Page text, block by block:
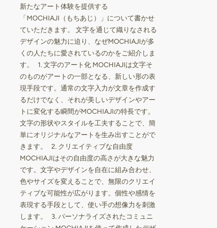
新たなアート体験を提供する
「MOCHIAJI（もちあじ）」について書かせ
ていただきます。 文字を通じて織りなされる
デザインの魅力に迫り、なぜMOCHIAJIが多
くの人たちに愛されているのかをご紹介しま
す。 1. 文字のアート化 MOCHIAJIは文字そ
のものがアートの一部となる、新しい形の表
現手段です。通常の文字入力が文章を作成す
るだけでなく、それが美しいデザインやアー
トに変化する瞬間がMOCHIAJIの特長です。
文字の形状やスタイルを工夫することで、簡
単にオリジナルなアートを生み出すことがで
きます。 2. クリエイティブな自由度
MOCHIAJIはその自由度の高さが大きな魅力
です。文字やデザインを自在に組み合わせ、
色やサイズを変えることで、無限のクリエイ
ティブな可能性が広がります。個性や感情を
表現する手段として、使い手の想像力を刺激
します。 3. パーソナライズされたコミュニ